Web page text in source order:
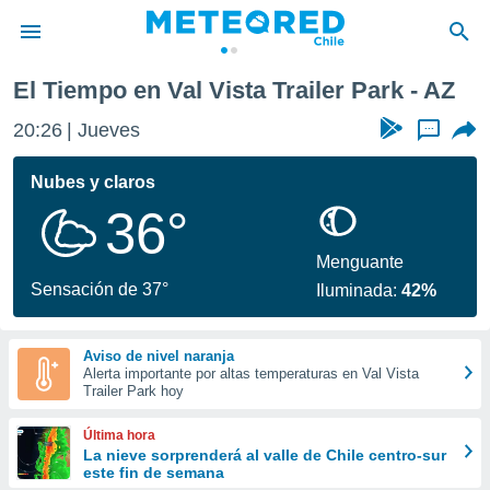
de
por
se
calidad.
a este
las
y
forma
digital
basada
El Tiempo en Val Vista Trailer Park - AZ
20:26 Jueves ...
Nubes y claros
36°
Sensación de 37°
Menguante
Iluminada:42%
Aviso de nivel naranja
Alerta importante por altas temperaturas en Val Vista
Trailer Park hoy
Última hora
La nieve sorprenderá al valle de Chile centro-sur
este fin de semana